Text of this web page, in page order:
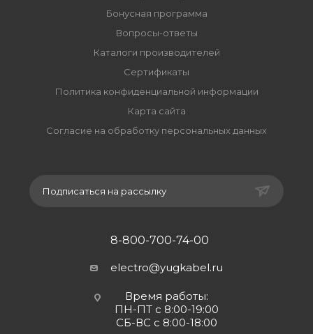
Бонусная программа
Вопросы-ответы
Каталоги производителей
Сертификаты
Политика конфиденциальной информации
Карта сайта
Согласие на обработку персональных данных
Подписаться на рассылку
8-800-700-74-00
electro@yugkabel.ru
Время работы:
ПН-ПТ с 8:00-19:00
СБ-ВС с 8:00-18:00